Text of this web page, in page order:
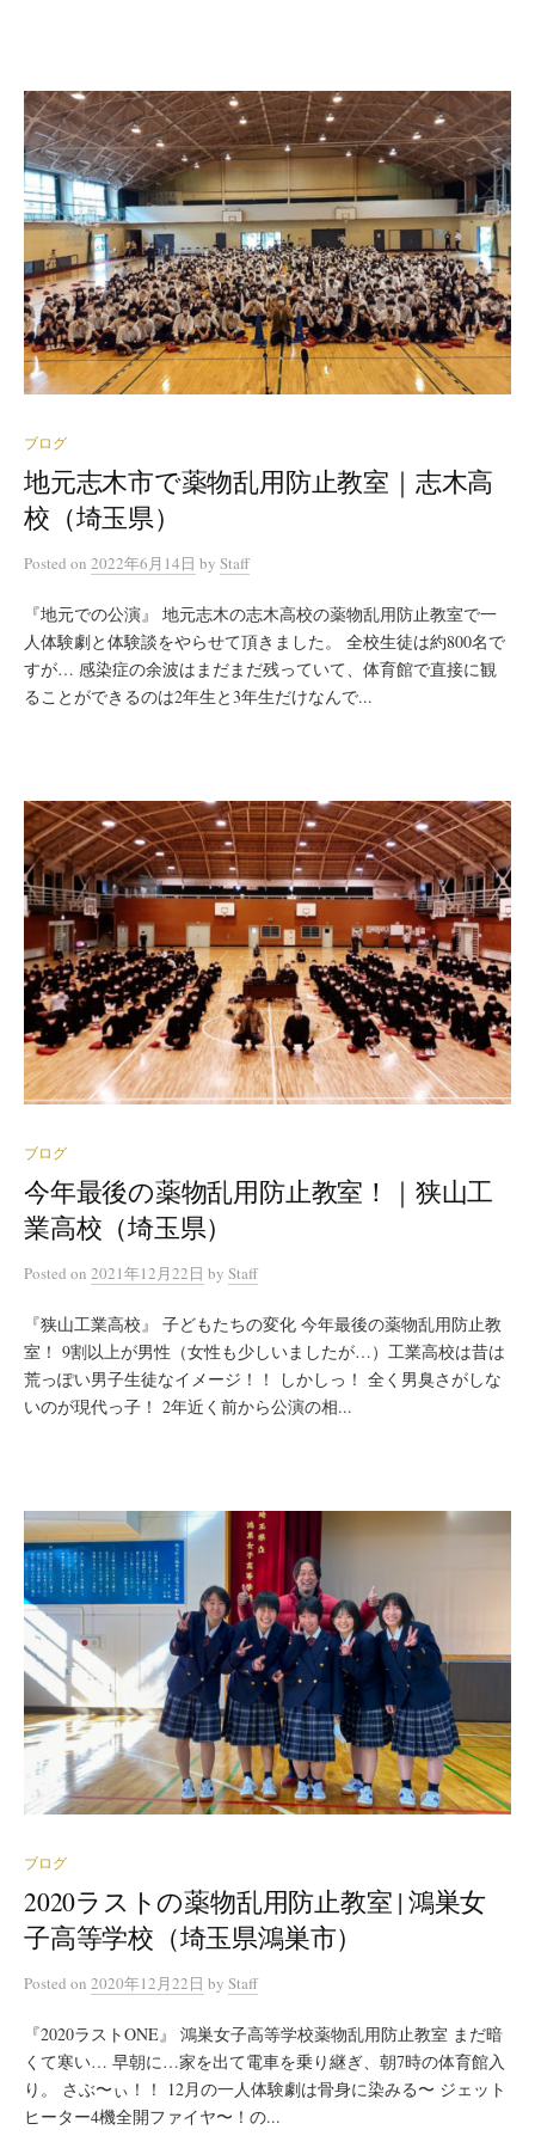
ブログ
地元志木市で薬物乱用防止教室｜志木高
校（埼玉県）
Posted on 2022年6月14日 by Staff
『地元での公演』 地元志木の志木高校の薬物乱用防止教室で一
人体験劇と体験談をやらせて頂きました。 全校生徒は約800名で
すが… 感染症の余波はまだまだ残っていて、体育館で直接に観
ることができるのは2年生と3年生だけなんで...
ブログ
今年最後の薬物乱用防止教室！｜狭山工
業高校（埼玉県）
Posted on 2021年12月22日 by Staff
『狭山工業高校』 子どもたちの変化 今年最後の薬物乱用防止教
室！ 9割以上が男性（女性も少しいましたが…）工業高校は昔は
荒っぽい男子生徒なイメージ！！ しかしっ！ 全く男臭さがしな
いのが現代っ子！ 2年近く前から公演の相...
ブログ
2020ラストの薬物乱用防止教室 | 鴻巣女
子高等学校（埼玉県鴻巣市）
Posted on 2020年12月22日 by Staff
『2020ラストONE』 鴻巣女子高等学校薬物乱用防止教室 まだ暗
くて寒い… 早朝に…家を出て電車を乗り継ぎ、朝7時の体育館入
り。 さぶ〜ぃ！！ 12月の一人体験劇は骨身に染みる〜 ジェット
ヒーター4機全開ファイヤ〜！の...